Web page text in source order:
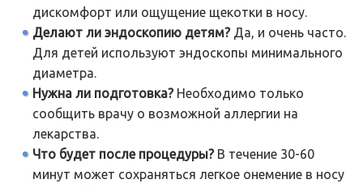
дискомфорт или ощущение щекотки в носу.
Делают ли эндоскопию детям?Да, и очень часто.
Для детей используют эндоскопы минимального
диаметра.
Нужна ли подготовка?Необходимо только
сообщить врачу о возможной аллергии на
лекарства.
Что будет после процедуры?В течение 30-60
минут может сохраняться легкое онемение в носу